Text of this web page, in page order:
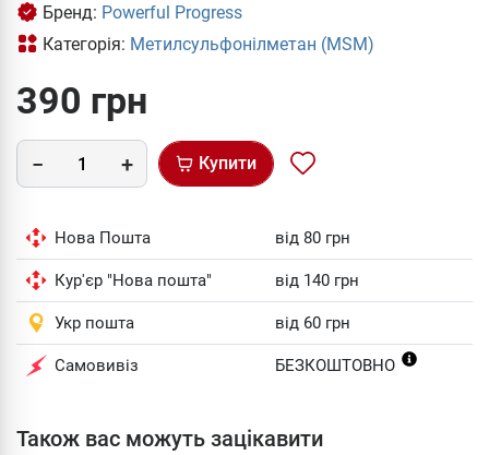
Бренд: Powerful Progress
Категорія: Метилсульфонілметан (MSM)
390 грн
Купити
Нова Пошта від 80 грн
Кур'єр "Нова пошта" від 140 грн
Укр пошта від 60 грн
Самовивіз БЕЗКОШТОВНО
Також вас можуть зацікавити